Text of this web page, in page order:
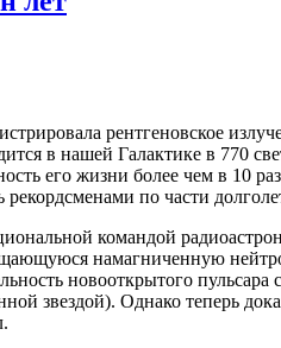
рентгеновское
в нашей Галактике в 770
его жизни более чем в 10
по части
командой
намагниченную
новооткрытого пульсара
звездой). Однако теперь